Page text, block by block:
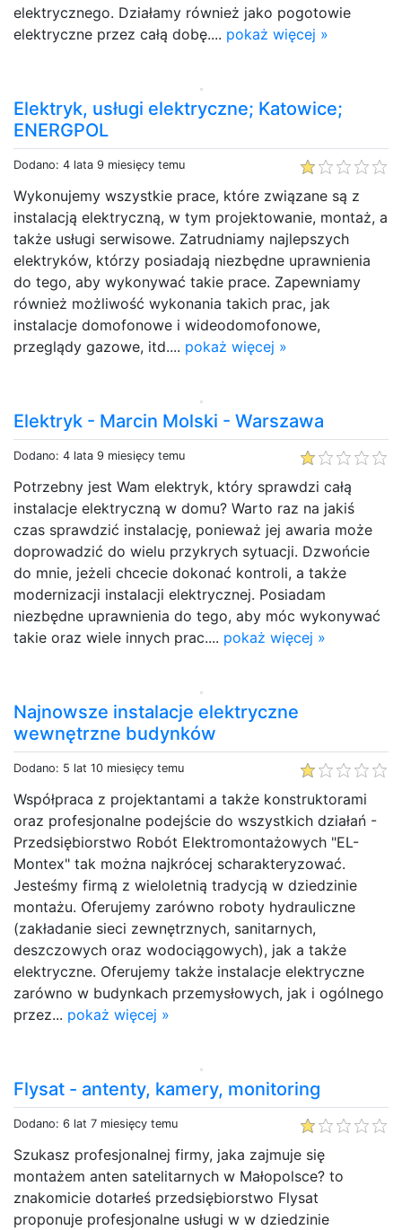
elektrycznego. Działamy również jako pogotowie
elektryczne przez całą dobę.... pokaż więcej »
Elektryk, usługi elektryczne; Katowice;
ENERGPOL
Dodano: 4 lata 9 miesięcy temu
Wykonujemy wszystkie prace, które związane są z
instalacją elektryczną, w tym projektowanie, montaż, a
także usługi serwisowe. Zatrudniamy najlepszych
elektryków, którzy posiadają niezbędne uprawnienia
do tego, aby wykonywać takie prace. Zapewniamy
również możliwość wykonania takich prac, jak
instalacje domofonowe i wideodomofonowe,
przeglądy gazowe, itd.... pokaż więcej »
Elektryk - Marcin Molski - Warszawa
Dodano: 4 lata 9 miesięcy temu
Potrzebny jest Wam elektryk, który sprawdzi całą
instalacje elektryczną w domu? Warto raz na jakiś
czas sprawdzić instalację, ponieważ jej awaria może
doprowadzić do wielu przykrych sytuacji. Dzwońcie
do mnie, jeżeli chcecie dokonać kontroli, a także
modernizacji instalacji elektrycznej. Posiadam
niezbędne uprawnienia do tego, aby móc wykonywać
takie oraz wiele innych prac.... pokaż więcej »
Najnowsze instalacje elektryczne
wewnętrzne budynków
Dodano: 5 lat 10 miesięcy temu
Współpraca z projektantami a także konstruktorami
oraz profesjonalne podejście do wszystkich działań -
Przedsiębiorstwo Robót Elektromontażowych "EL-
Montex" tak można najkrócej scharakteryzować.
Jesteśmy firmą z wieloletnią tradycją w dziedzinie
montażu. Oferujemy zarówno roboty hydrauliczne
(zakładanie sieci zewnętrznych, sanitarnych,
deszczowych oraz wodociągowych), jak a także
elektryczne. Oferujemy także instalacje elektryczne
zarówno w budynkach przemysłowych, jak i ogólnego
przez... pokaż więcej »
Flysat - antenty, kamery, monitoring
Dodano: 6 lat 7 miesięcy temu
Szukasz profesjonalnej firmy, jaka zajmuje się
montażem anten satelitarnych w Małopolsce? to
znakomicie dotarłeś przedsiębiorstwo Flysat
proponuje profesjonalne usługi w w dziedzinie